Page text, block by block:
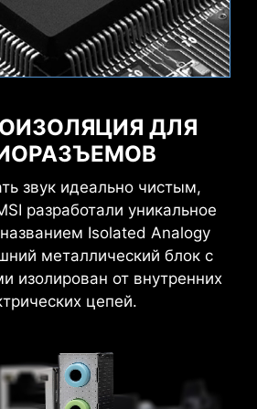
ДЛЯ
звук идеально чистым,
разработали уникальное
Isolated Analogy
металлический блок с
изолирован от внутренних
цепей.
Breathing
EXPO / A-XMP
устраняет необходимость
параметров, экономя ваше
время.
EXTREME С
MSI поставляются с 60-